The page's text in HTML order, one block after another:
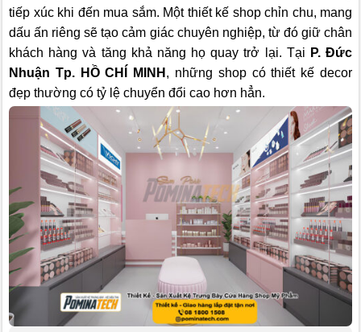
tiếp xúc khi đến mua sắm. Một thiết kế shop chỉn chu, mang
dấu ấn riêng sẽ tạo cảm giác chuyên nghiệp, từ đó giữ chân
khách hàng và tăng khả năng họ quay trở lại. Tại P. Đức
Nhuận Tp. HỒ CHÍ MINH , những shop có thiết kế decor
đẹp thường có tỷ lệ chuyển đổi cao hơn hẳn.